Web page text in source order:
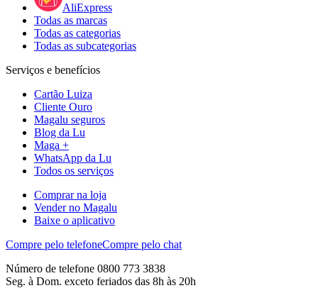
AliExpress
Todas as marcas
Todas as categorias
Todas as subcategorias
Serviços e benefícios
Cartão Luiza
Cliente Ouro
Magalu seguros
Blog da Lu
Maga +
WhatsApp da Lu
Todos os serviços
Comprar na loja
Vender no Magalu
Baixe o aplicativo
Compre pelo telefoneCompre pelo chat
Número de telefone 0800 773 3838
Seg. à Dom. exceto feriados das 8h às 20h